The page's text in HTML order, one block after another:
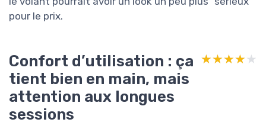
pour le prix.
Confort d’utilisation : ça
tient bien en main, mais
attention aux longues
sessions
★★★★★
★★★★★